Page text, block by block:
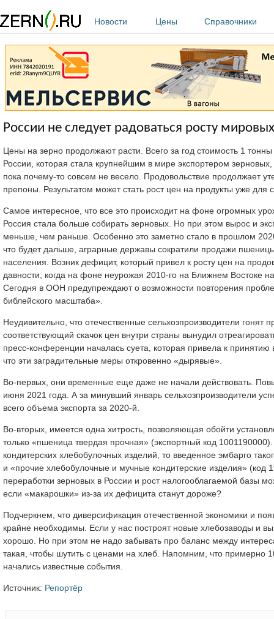
Новости
Цены Справочники
России не следует радоваться росту
Цены на зерно продолжают расти. Всего за год стоимость 1
России, которая стала крупнейшим в мире экспортером
пока почему-то совсем не весело. Продовольствие продолжает
препоны. Результатом может стать рост цен на продукты уже для
Самое интересное, что все это происходит на фоне огромных
Россия стала больше собирать зерновых. Но при этом вырос и
меньше, чем раньше. Особенно это заметно стало в прошлом
что будет дальше, аграрные державы сократили продажи
населения. Возник дефицит, который привел к росту цен на
давности, когда на фоне неурожая 2010-го на Ближнем Востоке
Сегодня в ООН предупреждают о возможности повторения
библейского масштаба».
Неудивительно, что отечественные сельхозпроизводители
соответствующий скачок цен внутри страны вынудил
пресс-конференции началась суета, которая привела к
что эти заградительные меры откровенно «дырявые».
Во-первых, они временные еще даже не начали действовать.
июня 2021 года. А за минувший январь сельхозпроизводители
всего объема экспорта за 2020-й.
Во-вторых, имеется одна хитрость, позволяющая обойти
только «пшеница твердая прочная» (экспортный код
кондитерских хлебобулочных изделий, то введенное эмбарго
и «прочие хлебобулочные и мучные кондитерские изделия»
переработки зерновых в России и рост налогооблагаемой базы
если «макарошки» из-за их дефицита станут дороже?
Подчеркнем, что диверсификация отечественной экономики и
крайне необходимы. Если у нас построят новые хлебозаводы и
хорошо. Но при этом не надо забывать про баланс между
такая, чтобы шутить с ценами на хлеб. Напомним, что примерно
начались известные события.
Источник: Репортёр